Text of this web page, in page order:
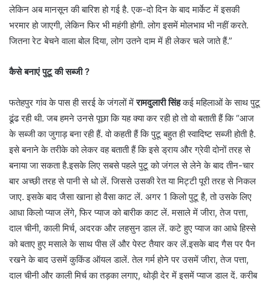
लेकिन अब मानसून की बारिश हो गई है. एक-दो दिन के बाद मार्केट में इसकी
भरमार हो जाएगी, लेकिन फिर भी महंगी होगी. लोग इसमें मोलभाव भी नहीं करते.
जितना रेट बेचने वाला बोल दिया, लोग उतने दाम में ही लेकर चले जाते हैं.”
कैसे बनाएं पुटू की सब्जी ?
फतेहपुर गांव के पास ही सरई के जंगलों मेंरामदुलारी सिंहकई महिलाओं के साथ पुटू
ढूंढ रही थी. जब हमने उनसे पूछा कि यह क्या कर रही हो तो वो बताती हैं कि “आज
के सब्जी का जुगाड़ बना रही हैं. वो कहती हैं कि पुटू बहुत ही स्वादिष्ट सब्जी होती है.
इसे बनाने के तरीके को लेकर वह बताती हैं कि इसे ड्राय और ग्रेवी दोनों तरह से
बनाया जा सकता है.इसके लिए सबसे पहले पुटू को जंगल से लेने के बाद तीन-चार
बार अच्छी तरह से पानी से धो लें. जिससे उसकी रेत या मिट्टी पूरी तरह से निकल
जाए. इसके बाद जैसा खाना हो वैसा काट लें. अगर 1 किलो पुटू है, तो उसके लिए
आधा किलो प्याज लेंगे, फिर प्याज को बारीक काट लें. मसाले में जीरा, तेज पत्ता,
दाल चीनी, काली मिर्च, अदरक और लहसुन डाल लें. कटे हुए प्याज का आधे हिस्से
को बताए हुए मसाले के साथ पीस लें और पेस्ट तैयार कर लें.इसके बाद गैस पर पैन
रखने के बाद उसमें कुकिंड ऑयल डालें. तेल गर्म होने पर उसमें जीरा, तेज पत्ता,
दाल चीनी और काली मिर्च का तड़का लगाए, थोड़ी देर में इसमें प्याज डाल दें. करीब